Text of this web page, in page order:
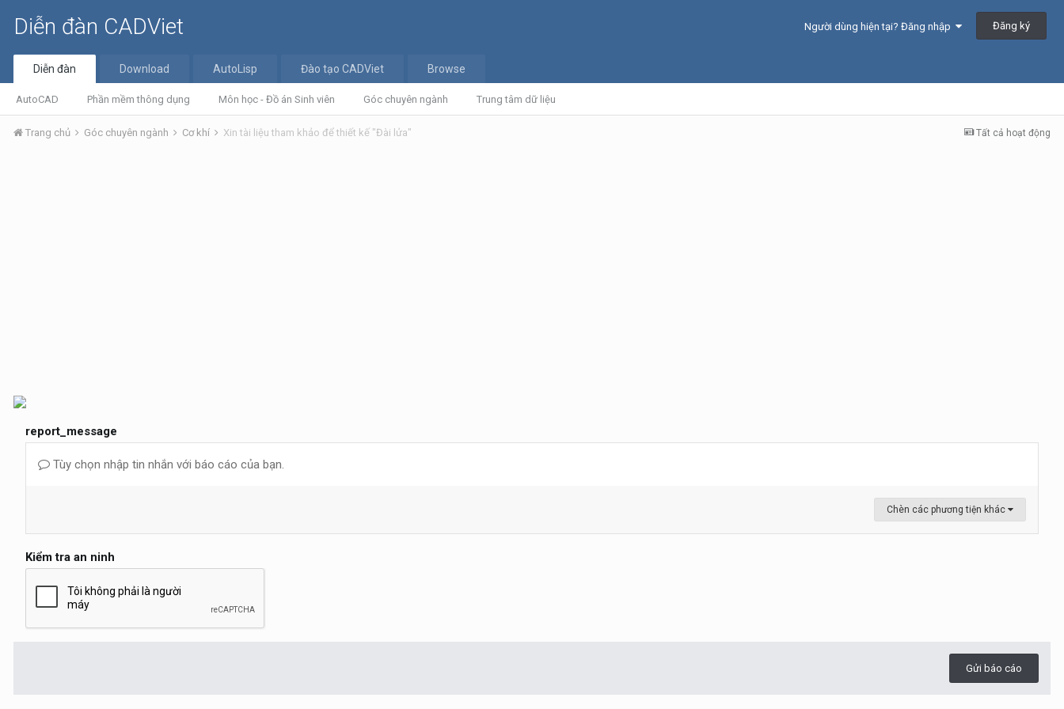
Diễn đàn CADViet Người dùng hiện tại? Đăng nhập Đăng ký
Diễn đàn
AutoCAD Phần mềm thông dụng Môn học - Đồ án Sinh viên Góc chuyên ngành Trung tâm dữ liệu
Download AutoLisp Đào tạo CADViet Browse
Tất cả hoạt động
Trang chủ Góc chuyên ngành Cơ khí Xin tài liệu tham khảo để thiết kế "Đài lửa"
report_message
Tùy chọn nhập tin nhắn với báo cáo của bạn.
Chèn các phương tiện khác
Kiểm tra an ninh
Gửi báo cáo